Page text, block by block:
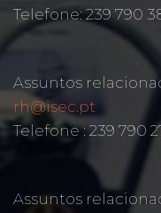
Telefone: 239 790
Assuntos
rh@isec.pt
Telefone : 239 790
Assuntos